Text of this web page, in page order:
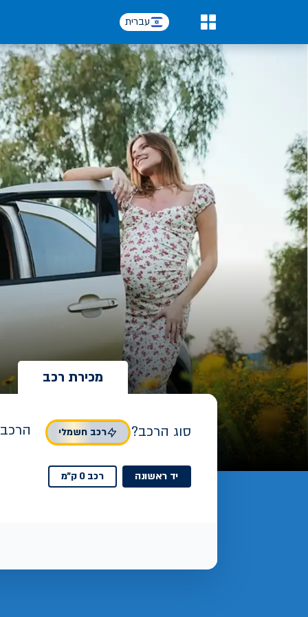
עברית
מכירת רכב
סוג הרכב? רכב חשמלי
יד ראשונה רכב 0 ק"מ